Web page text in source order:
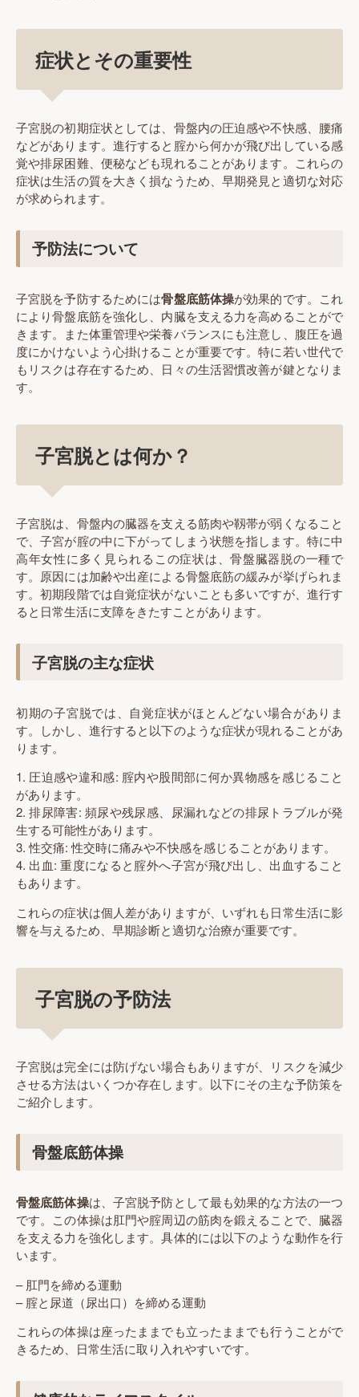
症状とその重要性
子宮脱の初期症状としては、骨盤内の圧迫感や不快感、腰痛
などがあります。進行すると腟から何かが飛び出している感
覚や排尿困難、便秘なども現れることがあります。これらの
症状は生活の質を大きく損なうため、早期発見と適切な対応
が求められます。
予防法について
子宮脱を予防するためには骨盤底筋体操が効果的です。これ
により骨盤底筋を強化し、内臓を支える力を高めることがで
きます。また体重管理や栄養バランスにも注意し、腹圧を過
度にかけないよう心掛けることが重要です。特に若い世代で
もリスクは存在するため、日々の生活習慣改善が鍵となりま
す。
子宮脱とは何か？
子宮脱は、骨盤内の臓器を支える筋肉や靱帯が弱くなること
で、子宮が腟の中に下がってしまう状態を指します。特に中
高年女性に多く見られるこの症状は、骨盤臓器脱の一種で
す。原因には加齢や出産による骨盤底筋の緩みが挙げられま
す。初期段階では自覚症状がないことも多いですが、進行す
ると日常生活に支障をきたすことがあります。
子宮脱の主な症状
初期の子宮脱では、自覚症状がほとんどない場合がありま
す。しかし、進行すると以下のような症状が現れることがあ
ります。
1. 圧迫感や違和感: 腟内や股間部に何か異物感を感じること
があります。
2. 排尿障害: 頻尿や残尿感、尿漏れなどの排尿トラブルが発
生する可能性があります。
3. 性交痛: 性交時に痛みや不快感を感じることがあります。
4. 出血: 重度になると腟外へ子宮が飛び出し、出血すること
もあります。
これらの症状は個人差がありますが、いずれも日常生活に影
響を与えるため、早期診断と適切な治療が重要です。
子宮脱の予防法
子宮脱は完全には防げない場合もありますが、リスクを減少
させる方法はいくつか存在します。以下にその主な予防策を
ご紹介します。
骨盤底筋体操
骨盤底筋体操は、子宮脱予防として最も効果的な方法の一つ
です。この体操は肛門や腟周辺の筋肉を鍛えることで、臓器
を支える力を強化します。具体的には以下のような動作を行
います。
– 肛門を締める運動
– 腟と尿道（尿出口）を締める運動
これらの体操は座ったままでも立ったままでも行うことがで
きるため、日常生活に取り入れやすいです。